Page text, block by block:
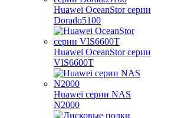
Huawei OceanStor серии
Dorado5100
Huawei OceanStor серии
VIS6600T
Huawei серии NAS
N2000